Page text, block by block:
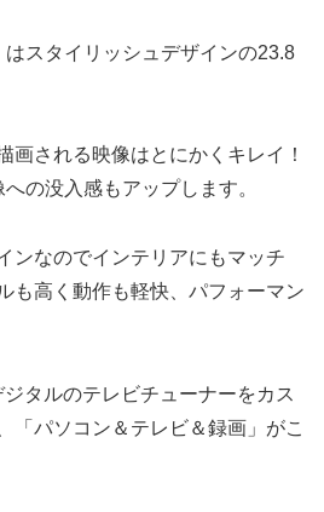
はスタイリッシュデザインの23.8
画される映像はとにかくキレイ！
の没入感もアップします。
ンなのでインテリアにもマッチ
も高く動作も軽快、パフォーマン
タルのテレビチューナーをカス
「パソコン＆テレビ＆録画」がこ